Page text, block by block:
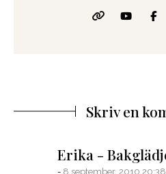
Skriv en
Erika -
8 september, 2010 20:38